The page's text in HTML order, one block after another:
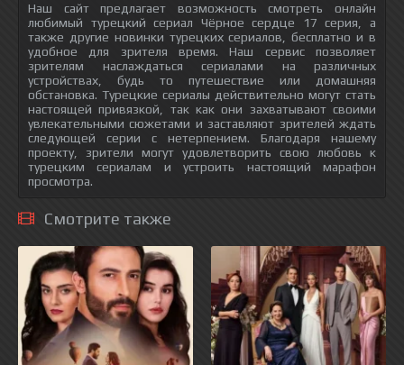
Наш сайт предлагает возможность смотреть онлайн
любимый турецкий сериал Чёрное сердце 17 серия, а
также другие новинки турецких сериалов, бесплатно и в
удобное для зрителя время. Наш сервис позволяет
зрителям наслаждаться сериалами на различных
устройствах, будь то путешествие или домашняя
обстановка. Турецкие сериалы действительно могут стать
настоящей привязкой, так как они захватывают своими
увлекательными сюжетами и заставляют зрителей ждать
следующей серии с нетерпением. Благодаря нашему
проекту, зрители могут удовлетворить свою любовь к
турецким сериалам и устроить настоящий марафон
просмотра.
Смотрите также